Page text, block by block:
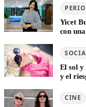
Yicet
con
El sol y
y el
CINE